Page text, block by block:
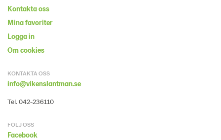
Kontakta oss
Mina favoriter
Logga in
Om cookies
KONTAKTA OSS
info@vikenslantman.se
Tel. 042-236110
FÖLJ OSS
Facebook